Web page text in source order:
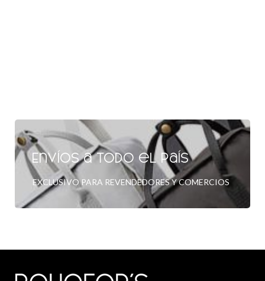
Envíos a todo el país
EXCLUSIVO PARA REVENDEDORES Y COMERCIOS